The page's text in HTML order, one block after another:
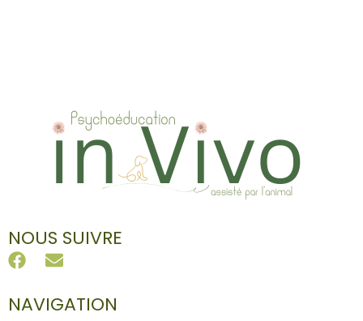
NAVIGATION
NOUS SUIVRE